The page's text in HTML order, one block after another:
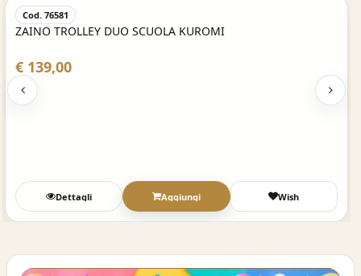
Cod. 76581
ZAINO TROLLEY DUO SCUOLA KUROMI
€ 139,00
Dettagli Aggiungi Wish